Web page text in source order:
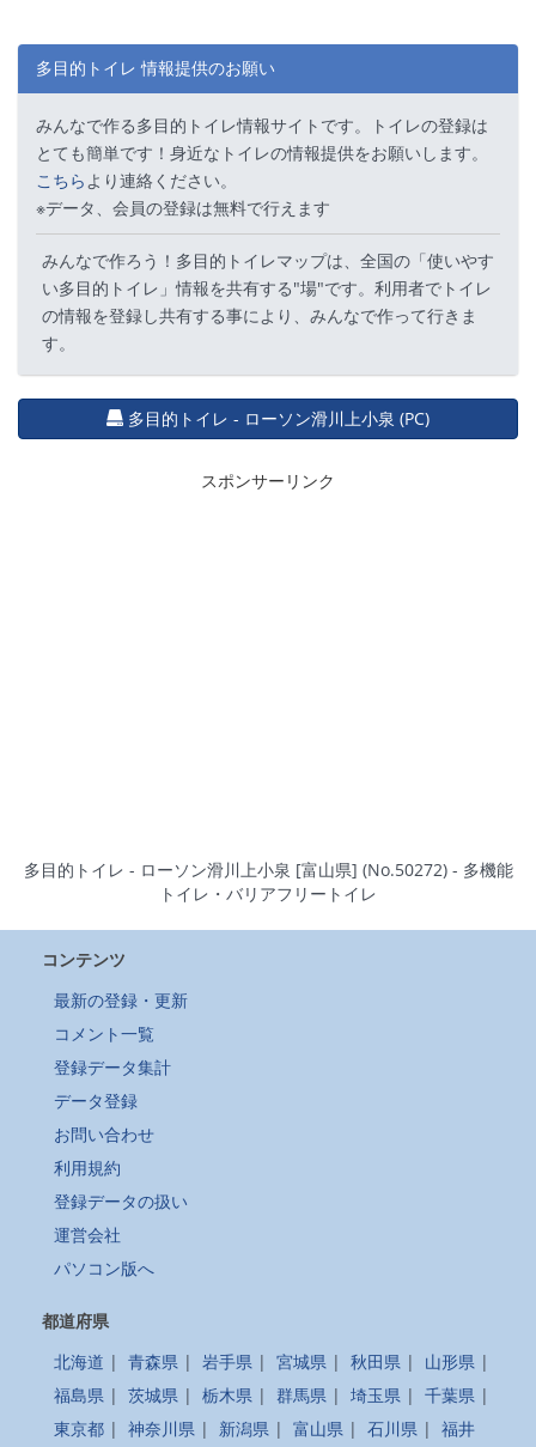
多目的トイレ 情報提供のお願い
みんなで作る多目的トイレ情報サイトです。トイレの登録は
とても簡単です！身近なトイレの情報提供をお願いします。
こちらより連絡ください。
※データ、会員の登録は無料で行えます
みんなで作ろう！多目的トイレマップは、全国の「使いやす
い多目的トイレ」情報を共有する"場"です。利用者でトイレ
の情報を登録し共有する事により、みんなで作って行きま
す。
多目的トイレ - ローソン滑川上小泉 (PC)
スポンサーリンク
多目的トイレ - ローソン滑川上小泉 [富山県] (No.50272) - 多機能
トイレ・バリアフリートイレ
コンテンツ
最新の登録・更新
コメント一覧
登録データ集計
データ登録
お問い合わせ
利用規約
登録データの扱い
運営会社
パソコン版へ
都道府県
北海道 | 青森県 | 岩手県 | 宮城県 | 秋田県 | 山形県 |
福島県 | 茨城県 | 栃木県 | 群馬県 | 埼玉県 | 千葉県 |
東京都 | 神奈川県 | 新潟県 | 富山県 | 石川県 | 福井